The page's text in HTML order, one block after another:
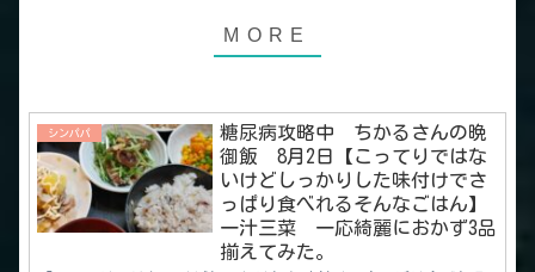
シンパパ
糖尿病攻略中 ちかるさんの晩
御飯 8月2日【こってりではな
いけどしっかりした味付けでさ
っぱり食べれるそんなごはん】
一汁三菜 一応綺麗におかず3品
揃えてみた。